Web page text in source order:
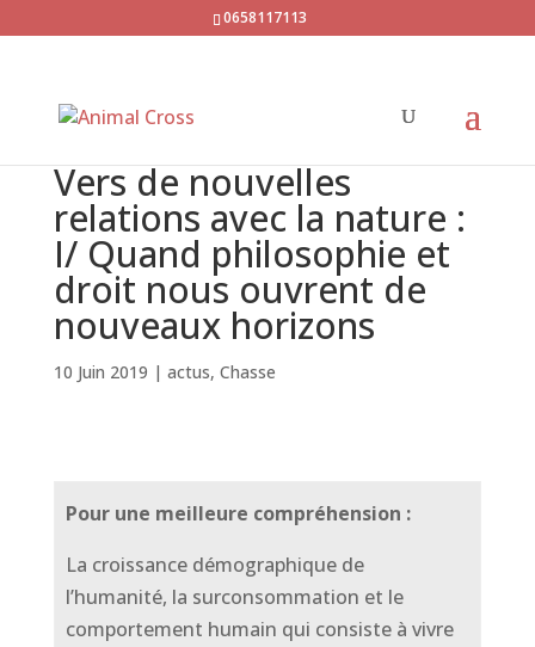
0658117113
Vers de nouvelles
relations avec la nature :
I/ Quand philosophie et
droit nous ouvrent de
nouveaux horizons
10 Juin 2019 | actus, Chasse
Pour une meilleure compréhension :
La croissance démographique de
l’humanité, la surconsommation et le
comportement humain qui consiste à vivre